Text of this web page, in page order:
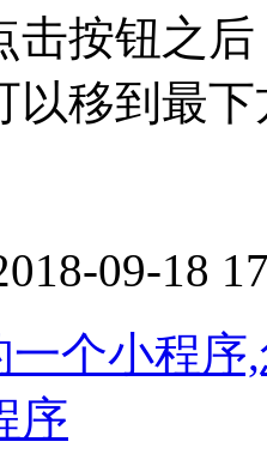
击按钮之
以移到最下
09-18
一个小程
序